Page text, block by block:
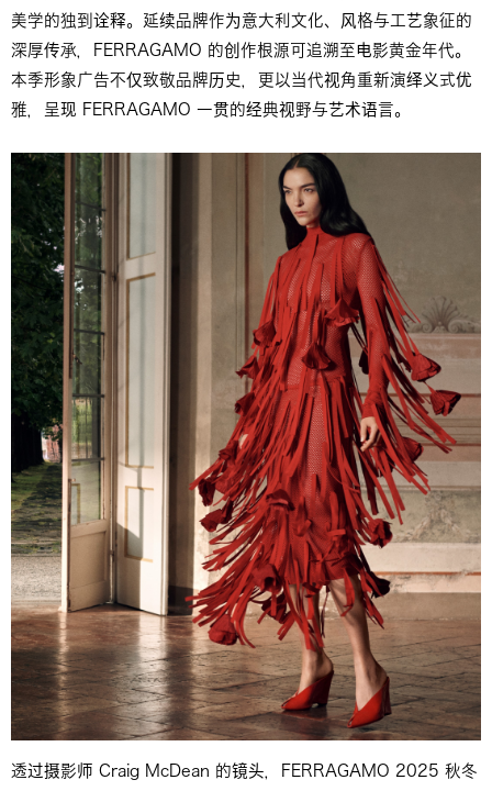
美学的独到诠释。延续品牌作为意大利文化、风格与工艺象征的
深厚传承，FERRAGAMO 的创作根源可追溯至电影黄金年代。
本季形象广告不仅致敬品牌历史，更以当代视角重新演绎义式优
雅，呈现 FERRAGAMO 一贯的经典视野与艺术语言。
透过摄影师 Craig McDean 的镜头，FERRAGAMO 2025 秋冬